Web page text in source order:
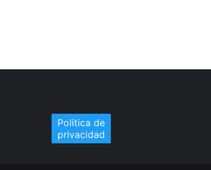
Política de
privacidad